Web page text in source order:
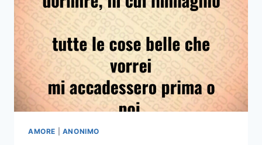
CONTINUA
CON
LO
STESSO
ENTUSIASMO
E
RISPETTO
TI
AMORE ANONIMO